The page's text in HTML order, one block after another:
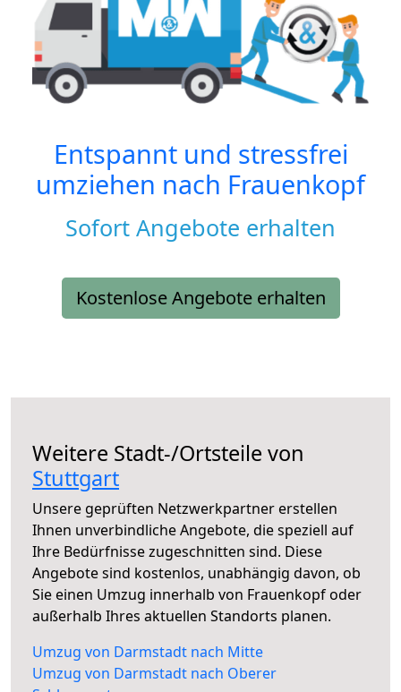
Entspannt und stressfrei
umziehen nach Frauenkopf
Sofort Angebote erhalten
Kostenlose Angebote erhalten
Weitere Stadt-/Ortsteile von
Stuttgart
Unsere geprüften Netzwerkpartner erstellen
Ihnen unverbindliche Angebote, die speziell auf
Ihre Bedürfnisse zugeschnitten sind. Diese
Angebote sind kostenlos, unabhängig davon, ob
Sie einen Umzug innerhalb von Frauenkopf oder
außerhalb Ihres aktuellen Standorts planen.
Umzug von Darmstadt nach Mitte
Umzug von Darmstadt nach Oberer